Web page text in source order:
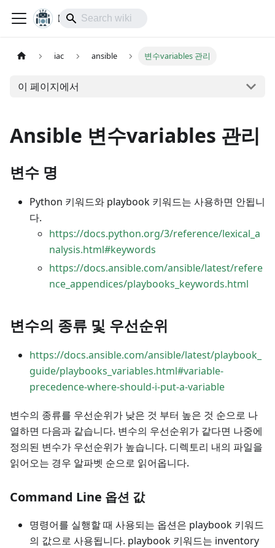
lol-IoT
iac ansible 변수variables 관리
이 페이지에서
Ansible 변수variables 관리
변수 명
Python 키워드와 playbook 키워드는 사용하면 안됩니
다.
https://docs.python.org/3/reference/lexical_a
nalysis.html#keywords
https://docs.ansible.com/ansible/latest/refere
nce_appendices/playbooks_keywords.html
변수의 종류 및 우선순위
https://docs.ansible.com/ansible/latest/playbook_
guide/playbooks_variables.html#variable-
precedence-where-should-i-put-a-variable
변수의 종류를 우선순위가 낮은 것 부터 높은 것 순으로 나
열하면 다음과 같습니다. 변수의 우선순위가 같다면 나중에
정의된 변수가 우선순위가 높습니다. 디렉토리 내의 파일을
읽어오는 경우 알파벳 순으로 읽어옵니다.
Command Line 옵션 값
명령어를 실행할 때 사용되는 옵션은 playbook 키워드
의 값으로 사용됩니다. playbook 키워드는 inventory